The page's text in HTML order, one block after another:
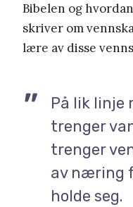
Bibelen og
skriver om
lære av disse
På lik linje
trenger
trenger
av næring
holde seg.